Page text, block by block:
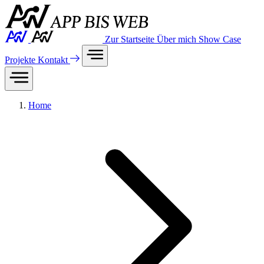
Zur Startseite Über mich Show Case
Projekte Kontakt
Home